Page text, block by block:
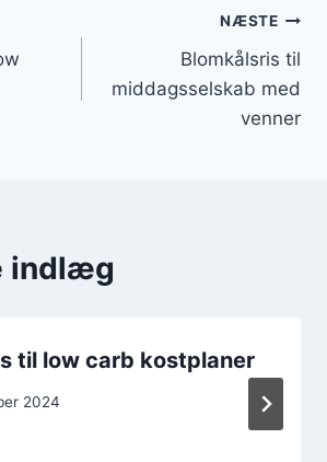
NÆSTE
Blomkålsris til
middagsselskab med
venner
indlæg
til low carb kostplaner
2024